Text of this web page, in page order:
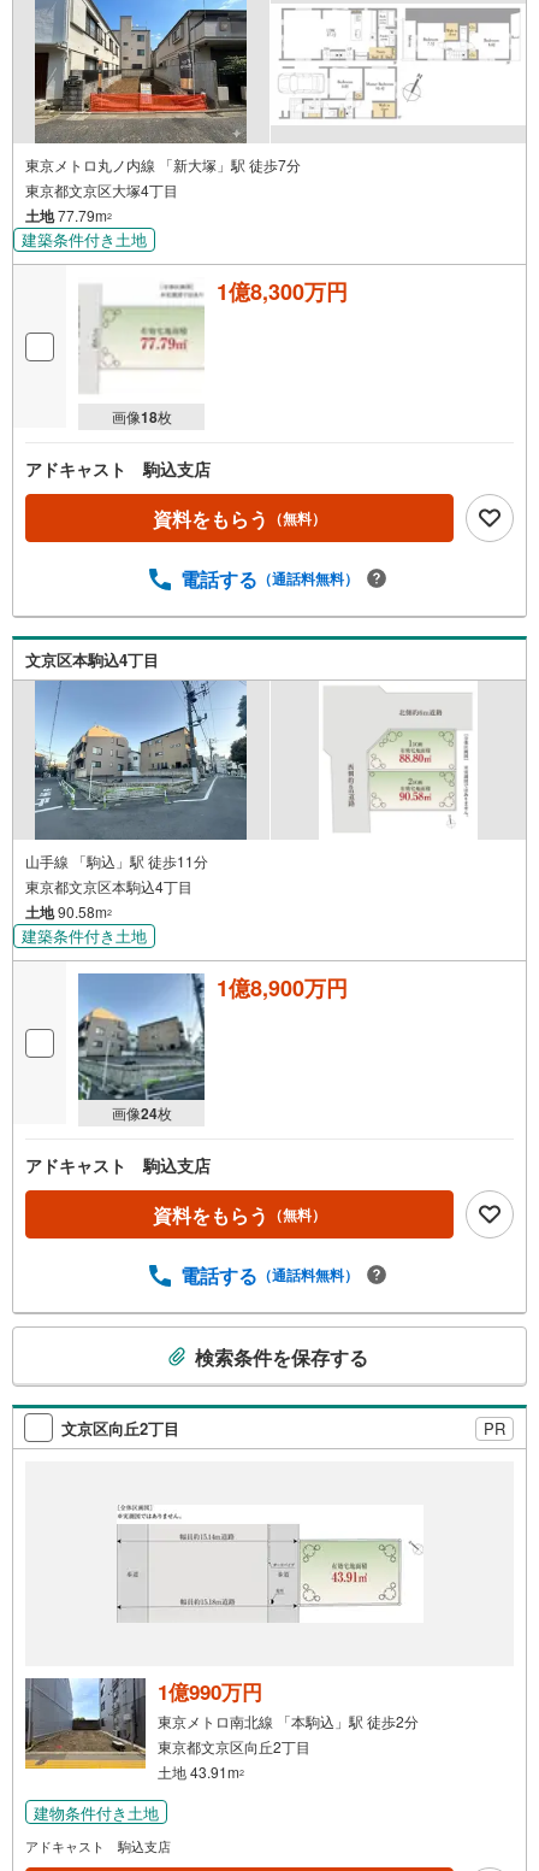
東京メトロ丸ノ内線 「新大塚」駅 徒歩7分
東京都文京区大塚4丁目
土地77.79m2
建築条件付き土地
画像18枚
1億8,300万円
アドキャスト 駒込支店
資料をもらう （無料）
電話する （通話料無料）
文京区本駒込4丁目
山手線 「駒込」駅 徒歩11分
東京都文京区本駒込4丁目
土地90.58m2
建築条件付き土地
画像24枚
1億8,900万円
アドキャスト 駒込支店
資料をもらう （無料）
電話する （通話料無料）
検
索
条
る
・
条
件
マ
イ
検索条件を保存する
文京区向丘2丁目 PR
1億990万円
東京メトロ南北線 「本駒込」駅 徒歩2分
東京都文京区向丘2丁目
土地 43.91m2
建物条件付き土地
アドキャスト 駒込支店